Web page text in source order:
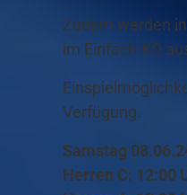
Zudem werden
im Einfach-KO
Verfügung.
Samstag
Herren C: 12:00